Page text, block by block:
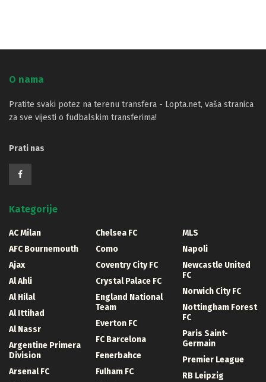
O nama
Pratite svaki potez na terenu transfera - Lopta.net, vaša stranica
za sve vijesti o fudbalskim transferima!
Prati nas
Kategorije
AC Milan
AFC Bournemouth
Ajax
Al Ahli
Al Hilal
Al Ittihad
Al Nassr
Argentine Primera
Division
Arsenal FC
Chelsea FC
Como
Coventry City FC
Crystal Palace FC
England National
Team
Everton FC
FC Barcelona
Fenerbahce
Fulham FC
MLS
Napoli
Newcastle United
FC
Norwich City FC
Nottingham Forest
FC
Paris Saint-
Germain
Premier League
RB Leipzig